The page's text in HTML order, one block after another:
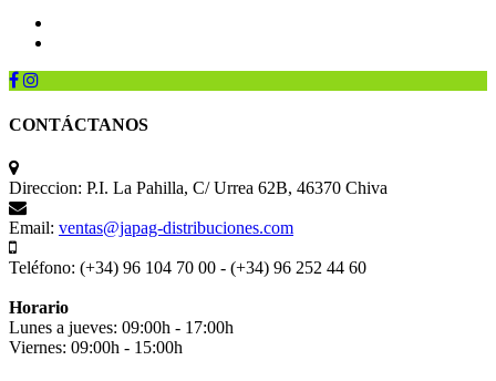
CONTÁCTANOS
Direccion: P.I. La Pahilla, C/ Urrea 62B, 46370 Chiva
Email: ventas@japag-distribuciones.com
Teléfono: (+34) 96 104 70 00 - (+34) 96 252 44 60
Horario
Lunes a jueves: 09:00h - 17:00h
Viernes: 09:00h - 15:00h